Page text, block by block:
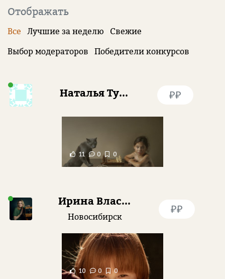
Отображать
Все Лучшие за неделю Свежие
Выбор модераторов Победители конкурсов
Наталья Туева ₽₽
11 0 0
Ирина Власова
Новосибирск
₽₽
10 0 0